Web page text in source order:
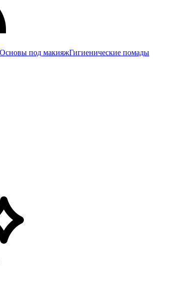
Основы под макияжГигиенические помады